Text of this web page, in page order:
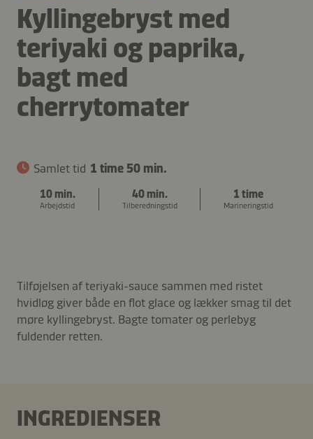
Kyllingebryst med
teriyaki og paprika,
bagt med
cherrytomater
Samlet tid 1 time 50 min.
10 min.
Arbejdstid
40 min.
Tilberedningstid
1 time
Marineringstid
Tilføjelsen af teriyaki-sauce sammen med ristet
hvidløg giver både en flot glace og lækker smag til det
møre kyllingebryst. Bagte tomater og perlebyg
fuldender retten.
INGREDIENSER